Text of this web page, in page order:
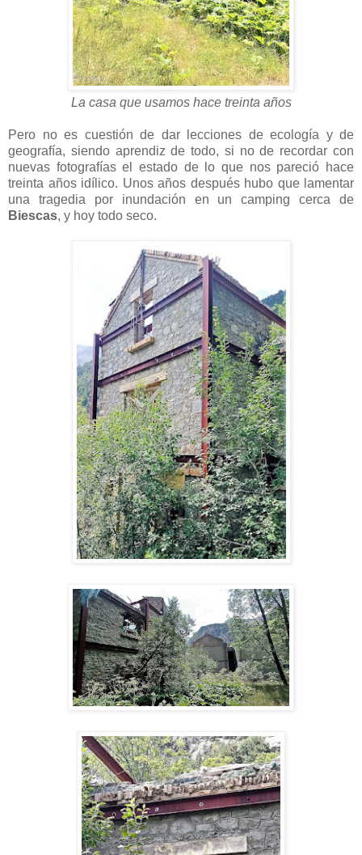
La casa que usamos hace treinta años
Pero no es cuestión de dar lecciones de ecología y de
geografía, siendo aprendiz de todo, si no de recordar con
nuevas fotografías el estado de lo que nos pareció hace
treinta años idílico. Unos años después hubo que lamentar
una tragedia por inundación en un camping cerca de
Biescas, y hoy todo seco.